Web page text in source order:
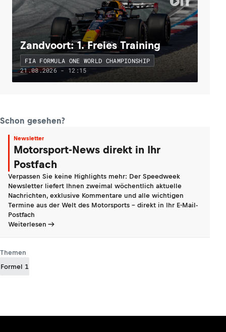
Zandvoort: 1. Freies Training
FIA FORMULA ONE WORLD CHAMPIONSHIP
21.08.2026 - 12:15
Schon gesehen?
Newsletter
Motorsport-News direkt in Ihr
Postfach
Verpassen Sie keine Highlights mehr: Der Speedweek
Newsletter liefert Ihnen zweimal wöchentlich aktuelle
Nachrichten, exklusive Kommentare und alle wichtigen
Termine aus der Welt des Motorsports - direkt in Ihr E-Mail-
Postfach
Weiterlesen
Themen
Formel 1